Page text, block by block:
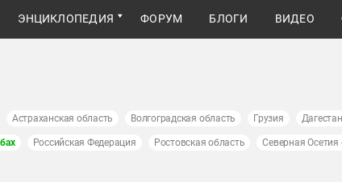
ЭНЦИКЛОПЕДИЯ ФОРУМ БЛОГИ ВИДЕО
Астраханская область Волгоградская область Грузия Дагестан
Российская Федерация Ростовская область Северная Осетия